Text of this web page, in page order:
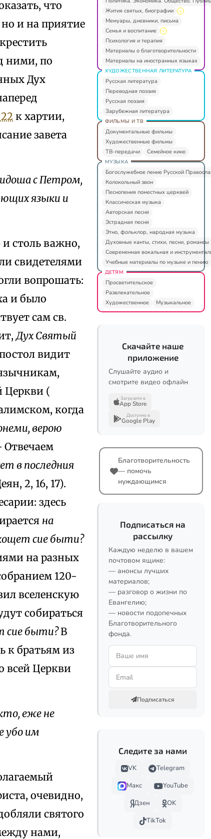
что
и на приятие
ними, по
Дух
к хартии,
завета
с Петром,
языки и
столь важно,
свидетелями
вопрошать:
и было
сам св.
Дух Святый
видит
Церкви (
когда
верою
Отвечаем
в последния
2, 16, 17).
здесь
на
cиe быти?
на разных
120-
вселенскую
собираться
сие быти?В
к братьям из
всей Церкви
еже не
убо им
очевидно,
святого
нами,
Жития святых, биографии
Мемуары, дневники, письма
Семья и воспитание
Психология и терапия
Материалы о благотворительности
Материалы на иностранных языках
ХУДОЖЕСТВЕННАЯ ЛИТЕРАТУРА
Русская литература
Переводная поэзия
Русская поэзия
Зарубежная литература
ФИЛЬМЫ И ТВ
Документальные фильмы
Художественные фильмы
ТВ-передачи
Семейное кино
МУЗЫКА
Богослужебное пение Русской
Колокольный звон
Песнопения поместных церквей
Классическая музыка
Авторская песня
Эстрадная песня
Этно, фольклор, народная музыка
Духовные канты, стихи, песни, романсы
Современная вокальная и
Учебные материалы по музыке и пению
ДЕТЯМ
Просветительское
Развлекательное
Художественное
Музыкальное
Скачайте наше
приложение
Слушайте аудио и
смотрите видео офлайн
Загрузите в
App Store
Доступно в
Google Play
Благотворительность
— помочь
нуждающимся
Подписаться на
рассылку
Каждую неделю в вашем
почтовом ящике:
— анонсы лучших
материалов;
— разговор о жизни по
Евангелию;
— новости подопечных
Благотворительного
фонда.
Подписаться
Следите за нами
VK
Telegram
Макс
YouTube
Дзен
OK
TikTok